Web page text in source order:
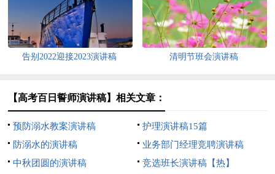
告别2022迎接2023演讲稿 清明节班会演讲稿
【高考百日誓师演讲稿】相关文章：
预防溺水教案演讲稿
护理演讲稿15篇
防溺水的演讲稿
业务部门经理竞聘演讲稿
中秋团圆的演讲稿
竞选班长演讲稿【热】